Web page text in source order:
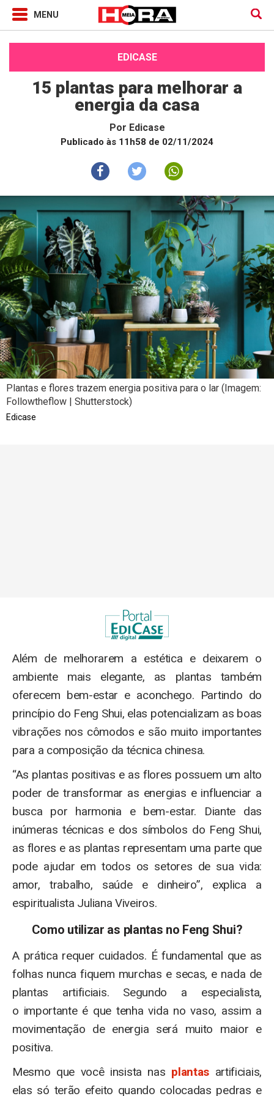
EDICASE
15 plantas para melhorar a
energia da casa
Por Edicase
Publicado às 11h58 de 02/11/2024
Plantas e flores trazem energia positiva para o lar (Imagem:
Followtheflow | Shutterstock)
Edicase
Além de melhorarem a estética e deixarem o
ambiente mais elegante, as plantas também
oferecem bem-estar e aconchego. Partindo do
princípio do Feng Shui, elas potencializam as boas
vibrações nos cômodos e são muito importantes
para a composição da técnica chinesa.
“As plantas positivas e as flores possuem um alto
poder de transformar as energias e influenciar a
busca por harmonia e bem-estar. Diante das
inúmeras técnicas e dos símbolos do Feng Shui,
as flores e as plantas representam uma parte que
pode ajudar em todos os setores de sua vida:
amor, trabalho, saúde e dinheiro”, explica a
espiritualista Juliana Viveiros.
Como utilizar as plantas no Feng Shui?
A prática requer cuidados. É fundamental que as
folhas nunca fiquem murchas e secas, e nada de
plantas artificiais. Segundo a especialista,
o importante é que tenha vida no vaso, assim a
movimentação de energia será muito maior e
positiva.
Mesmo que você insista nas plantas artificiais,
elas só terão efeito quando colocadas pedras e